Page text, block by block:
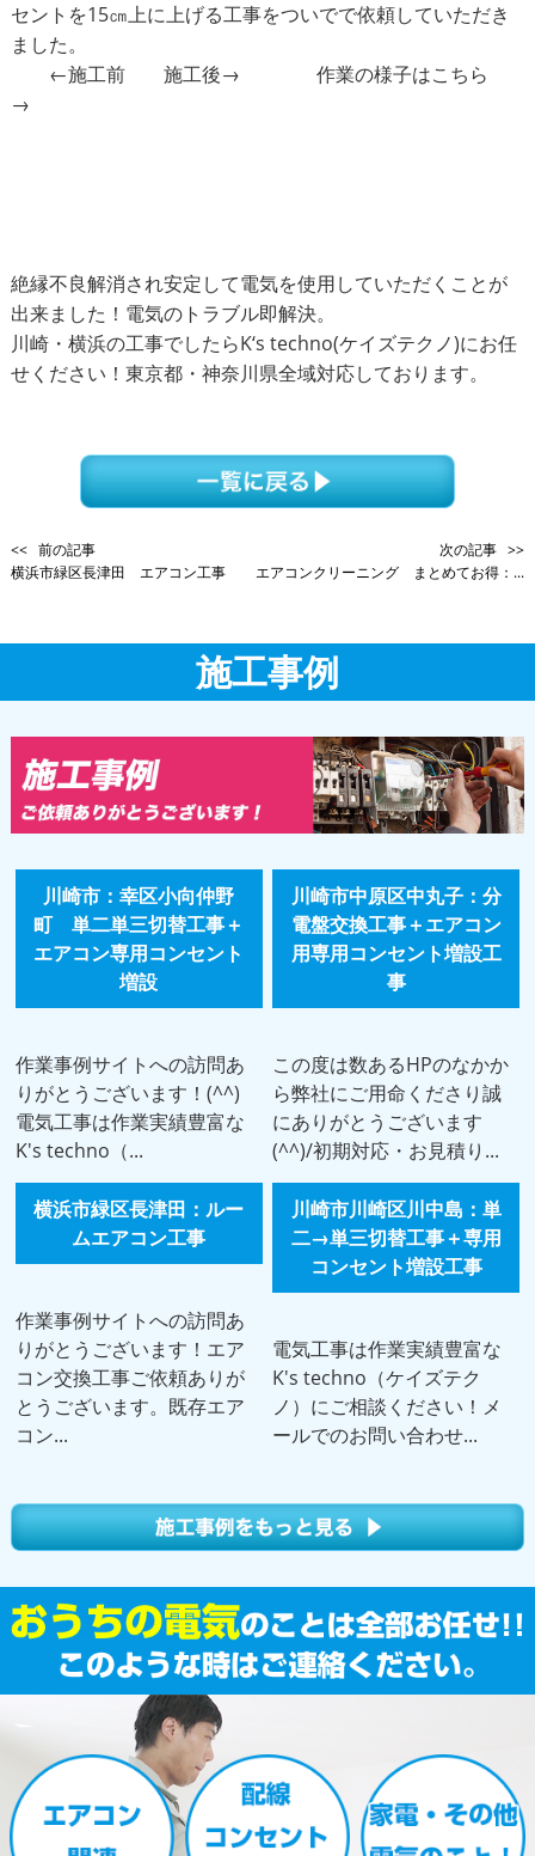
セントを15㎝上に上げる工事をついでで依頼していただき
ました。
←施工前 施工後→
作業の様子はこちら
→
絶縁不良解消され安定して電気を使用していただくことが
出来ました！電気のトラブル即解決。
川崎・横浜の工事でしたらK‘s techno(ケイズテクノ)にお任
せください！東京都・神奈川県全域対応しております。
<< 前の記事
横浜市緑区長津田 エアコン工事
次の記事 >>
エアコンクリーニング まとめてお得：...
施工事例
川崎市：幸区小向仲野
町 単二単三切替工事＋
エアコン専用コンセント
増設
作業事例サイトへの訪問あ
りがとうございます！(^^)
電気工事は作業実績豊富な
K's techno（...
川崎市中原区中丸子：分
電盤交換工事＋エアコン
用専用コンセント増設工
事
この度は数あるHPのなかか
ら弊社にご用命くださり誠
にありがとうございます
(^^)/初期対応・お見積り...
横浜市緑区長津田：ルー
ムエアコン工事
作業事例サイトへの訪問あ
りがとうございます！エア
コン交換工事ご依頼ありが
とうございます。既存エア
コン...
川崎市川崎区川中島：単
二→単三切替工事＋専用
コンセント増設工事
電気工事は作業実績豊富な
K's techno（ケイズテク
ノ）にご相談ください！メ
ールでのお問い合わせ...